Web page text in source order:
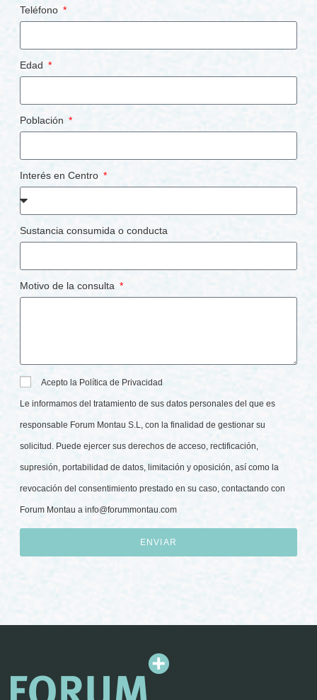
Teléfono
Edad
Población
Interés en Centro
Sustancia consumida o conducta
Motivo de la consulta
Acepto la Política de Privacidad
Le informamos del tratamiento de sus datos personales del que es
responsable Forum Montau S.L, con la finalidad de gestionar su
solicitud. Puede ejercer sus derechos de acceso, rectificación,
supresión, portabilidad de datos, limitación y oposición, así como la
revocación del consentimiento prestado en su caso, contactando con
Forum Montau ainfo@forummontau.com
ENVIAR